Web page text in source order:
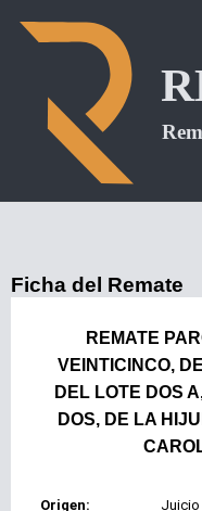
Ficha del Remate
REMATE
VEINTICINCO,
DEL LOTE DOS
DOS, DE LA
Origen: Juicio